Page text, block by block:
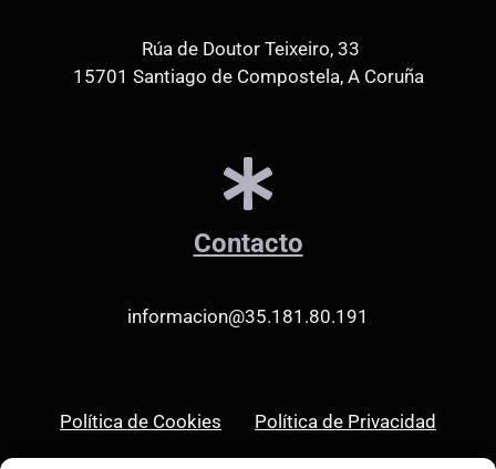
Rúa de Doutor Teixeiro, 33
15701 Santiago de Compostela, A Coruña
Contacto
informacion@35.181.80.191
Política de Cookies Política de Privacidad